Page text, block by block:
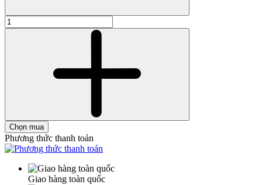
Chọn mua
Phương thức thanh toán
Giao hàng toàn quốc